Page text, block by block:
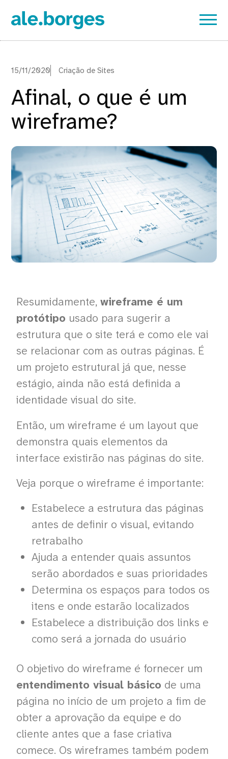
15/11/2020 Criação de Sites
Afinal, o que é um
wireframe?
Resumidamente,wireframe é um
protótipo usado para sugerir a
estrutura que o site terá e como ele vai
se relacionar com as outras páginas. É
um projeto estrutural já que, nesse
estágio, ainda não está definida a
identidade visual do site.
Então, um wireframe é um layout que
demonstra quais elementos da
interface existirão nas páginas do site.
Veja porque o wireframe é importante:
Estabelece a estrutura das páginas
antes de definir o visual, evitando
retrabalho
Ajuda a entender quais assuntos
serão abordados e suas prioridades
Determina os espaços para todos os
itens e onde estarão localizados
Estabelece a distribuição dos links e
como será a jornada do usuário
O objetivo do wireframe é fornecer um
entendimento visual básico de uma
página no início de um projeto a fim de
obter a aprovação da equipe e do
cliente antes que a fase criativa
comece. Os wireframes também podem